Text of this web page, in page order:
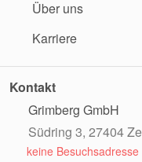
Über uns
Karriere
Kontakt
Grimberg GmbH
Südring 3, 27404
keine Besuchsadresse